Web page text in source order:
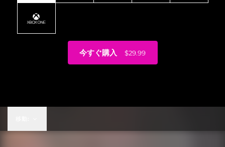
今すぐ購入 $29.99